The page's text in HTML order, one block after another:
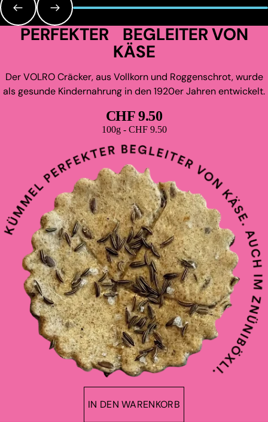
PERFEKTER BEGLEITER VON
KÄSE
Der VOLRO Cräcker, aus Vollkorn und Roggenschrot, wurde
als gesunde Kindernahrung in den 1920er Jahren entwickelt.
CHF 9.50
Grundpreis
100g - CHF 9.50
IN DEN WARENKORB